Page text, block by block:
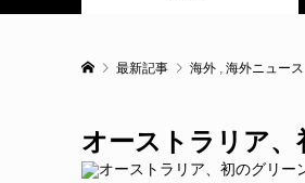
最新記事 海外 , 海外ニュース
オーストラリア